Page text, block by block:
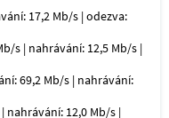
17,2 Mb/s | odezva:
s | nahrávání: 12,5 Mb/s |
69,2 Mb/s | nahrávání:
nahrávání: 12,0 Mb/s |